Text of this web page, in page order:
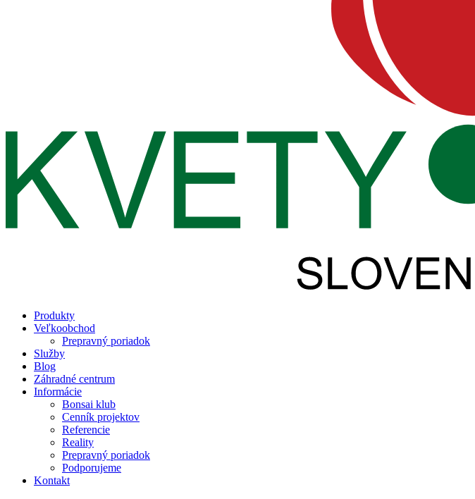
Produkty
Veľkoobchod
Prepravný poriadok
Služby
Blog
Záhradné centrum
Informácie
Bonsai klub
Cenník projektov
Referencie
Reality
Prepravný poriadok
Podporujeme
Kontakt